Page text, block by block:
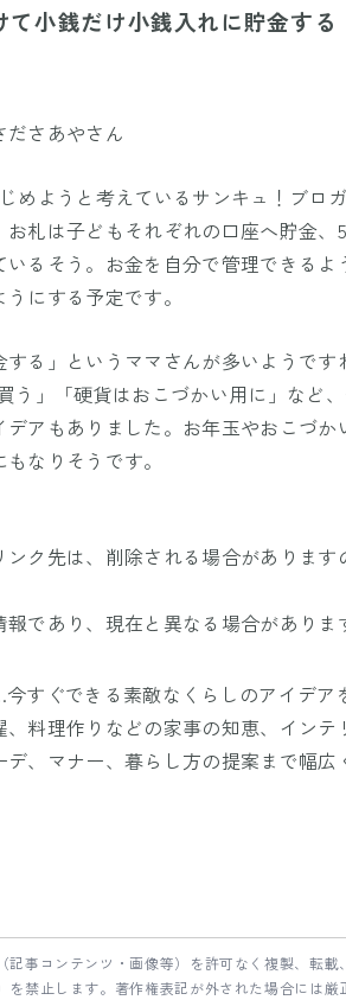
小銭だけ小銭入れに貯金する
ださあやさん
めようと考えているサンキュ！ブロ
札は子どもそれぞれの口座へ貯金、
るそう。お金を自分で管理できる
にする予定です。
する」というママさんが多いようで
う」「硬貨はおこづかい用に」など
アもありました。お年玉やおこづか
なりそうです。
ク先は、削除される場合があります
であり、現在と異なる場合がありま
すぐできる素敵なくらしのアイデア
料理作りなどの家事の知恵、インテ
デ、マナー、暮らし方の提案まで幅広
記事コンテンツ・画像等）を許可なく複製、転載
禁止します。著作権表記が外された場合には厳